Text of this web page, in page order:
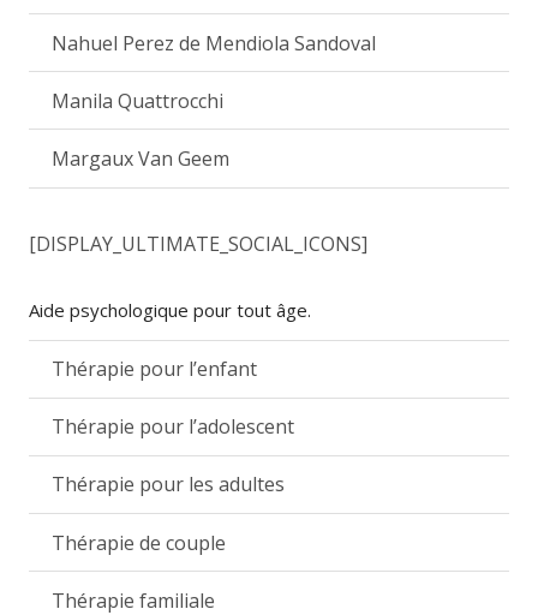
Nahuel Perez de Mendiola Sandoval
Manila Quattrocchi
Margaux Van Geem
[DISPLAY_ULTIMATE_SOCIAL_ICONS]
Aide psychologique pour tout âge.
Thérapie pour l’enfant
Thérapie pour l’adolescent
Thérapie pour les adultes
Thérapie de couple
Thérapie familiale